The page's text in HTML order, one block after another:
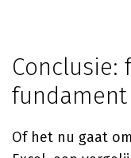
Conclusie:
fundament
Of het nu gaat